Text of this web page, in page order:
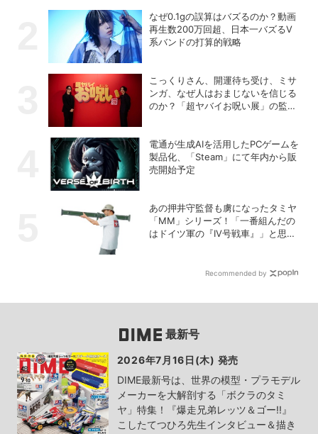
なぜ0.1gの誤算はバズるのか？動画
再生数200万回超、日本一バズるV
系バンドの打算的戦略
こっくりさん、開運待ち受け、ミサ
ンガ、なぜ人はおまじないを信じる
のか？「超ヤバイお呪い展」の監修
電通が生成AIを活用したPCゲームを
製品化、「Steam」にて年内から販
売開始予定
あの押井守監督も虜になったタミヤ
「MM」シリーズ！「一番組んだの
はドイツ軍の『IV号戦車』」と思い
Recommended by
最新号
2026年7月16日(木) 発売
DIME最新号は、世界の模型・プラモデル
メーカーを大解剖する「ボクラのタミ
ヤ」特集！『爆走兄弟レッツ＆ゴー!!』
こしたてつひろ先生インタビュー＆描き